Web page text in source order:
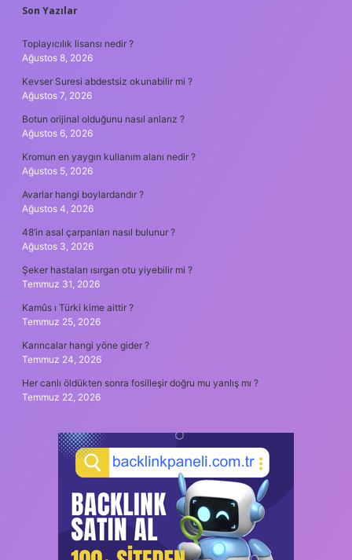
SIDEBAR
Son Yazılar
Toplayıcılık lisansı nedir ?
Ağustos 8, 2026
Kevser Suresi abdestsiz okunabilir mi ?
Ağustos 7, 2026
Botun orijinal olduğunu nasıl anlarız ?
Ağustos 6, 2026
Kromun en yaygın kullanım alanı nedir ?
Ağustos 5, 2026
Avarlar hangi boylardandır ?
Ağustos 4, 2026
48’in asal çarpanları nasıl bulunur ?
Ağustos 3, 2026
Şeker hastaları ısırgan otu yiyebilir mi ?
Temmuz 31, 2026
Kamûs ı Türki kime aittir ?
Temmuz 25, 2026
Karıncalar hangi yöne gider ?
Temmuz 24, 2026
Her canlı öldükten sonra fosilleşir doğru mu yanlış mı ?
Temmuz 22, 2026